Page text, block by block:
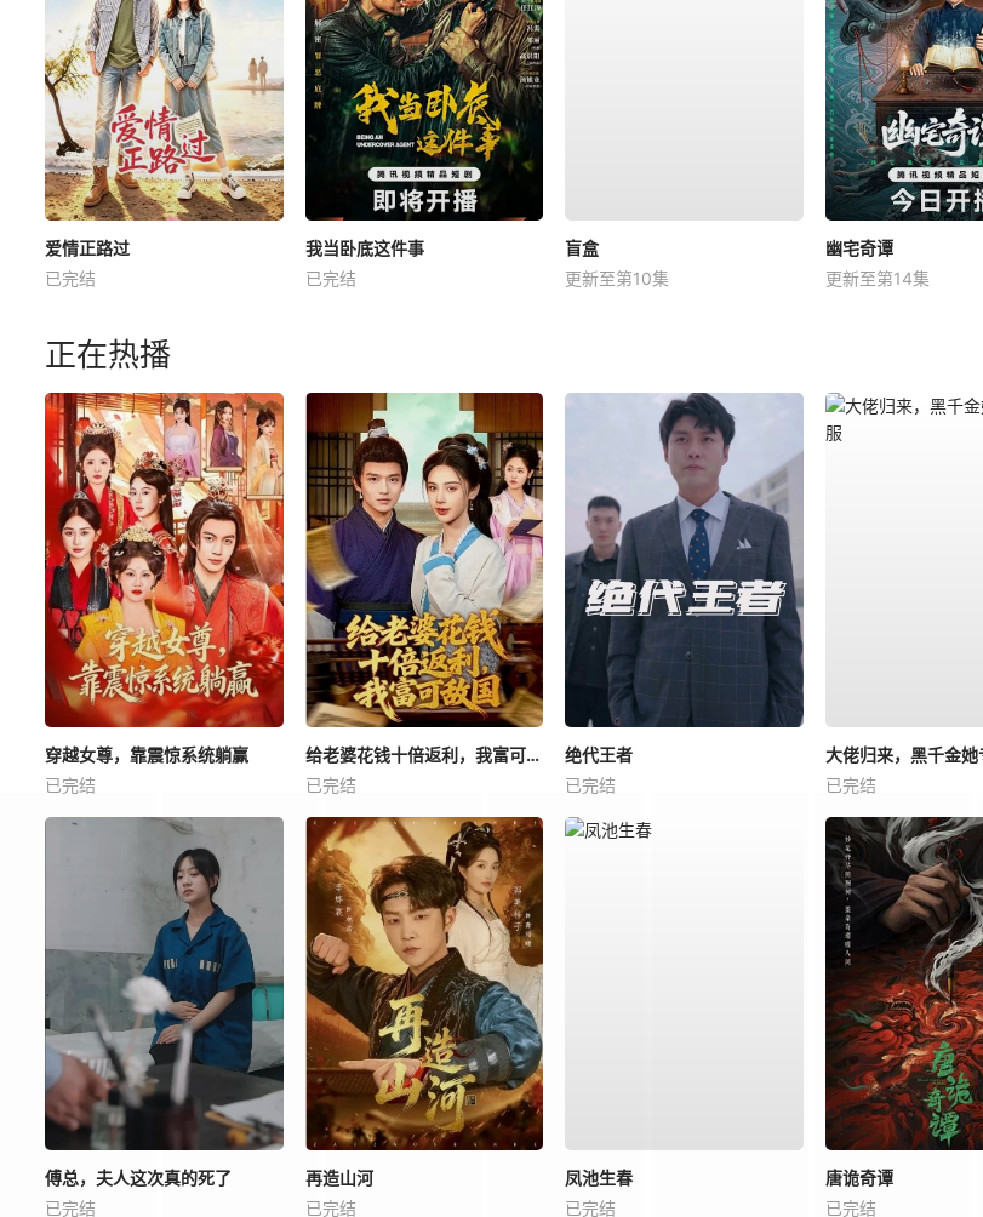
爱情正路过
已完结
我当卧底这件事
已完结
盲盒
更新至第10集
幽宅奇谭
更新至第14集
正在热播
穿越女尊，靠震惊系统躺赢
已完结
给老婆花钱十倍返利，我富可敌国
已完结
绝代王者
已完结
大佬归来，黑千金她
已完结
傅总，夫人这次真的死了
已完结
再造山河
已完结
凤池生春
已完结
唐诡奇谭
已完结